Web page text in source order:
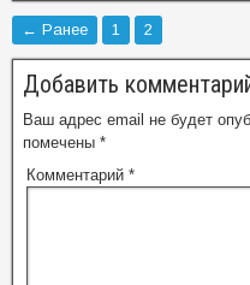
← Ранее 1 2
Добавить
Ваш адрес email не будет
помечены *
Комментарий *